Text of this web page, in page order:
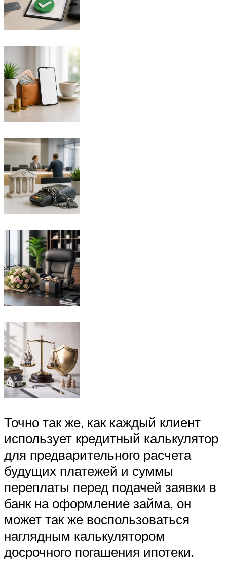
Точно так же, как каждый клиент
использует кредитный калькулятор
для предварительного расчета
будущих платежей и суммы
переплаты перед подачей заявки в
банк на оформление займа, он
может так же воспользоваться
наглядным калькулятором
досрочного погашения ипотеки.